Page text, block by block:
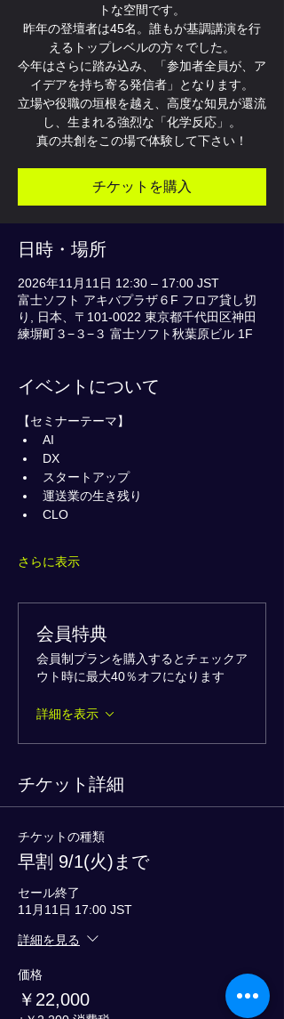
トな空間です。
昨年の登壇者は45名。誰もが基調講演を行
えるトップレベルの方々でした。
今年はさらに踏み込み、「参加者全員が、ア
イデアを持ち寄る発信者」となります。
立場や役職の垣根を越え、高度な知見が還流
し、生まれる強烈な「化学反応」。
真の共創をこの場で体験して下さい！
チケットを購入
日時・場所
2026年11月11日 12:30 – 17:00 JST
富士ソフト アキバプラザ６F フロア貸し切
り, 日本、〒101-0022 東京都千代田区神田
練塀町３−３−３ 富士ソフト秋葉原ビル 1F
イベントについて
【セミナーテーマ】
AI
DX
スタートアップ
運送業の生き残り
CLO
さらに表示
会員特典
会員制プランを購入するとチェックア
ウト時に最大40％オフになります
詳細を表示
チケット詳細
チケットの種類
早割 9/1(火)まで
セール終了
11月11日 17:00 JST
詳細を見る
価格
￥22,000